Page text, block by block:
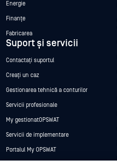
Energie
Finanțe
Fabricarea
Suport și servicii
Contactați suportul
Creați un caz
Gestionarea tehnică a conturilor
Servicii profesionale
My gestionatOPSWAT
Servicii de implementare
Portalul My OPSWAT